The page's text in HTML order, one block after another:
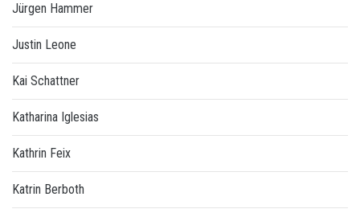
Jürgen Hammer
Justin Leone
Kai Schattner
Katharina Iglesias
Kathrin Feix
Katrin Berboth